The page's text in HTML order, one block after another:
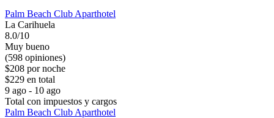
Palm Beach Club Aparthotel
La Carihuela
8.0/10
Muy bueno
(598 opiniones)
$208 por noche
$229 en total
9 ago - 10 ago
Total con impuestos y cargos
Palm Beach Club Aparthotel